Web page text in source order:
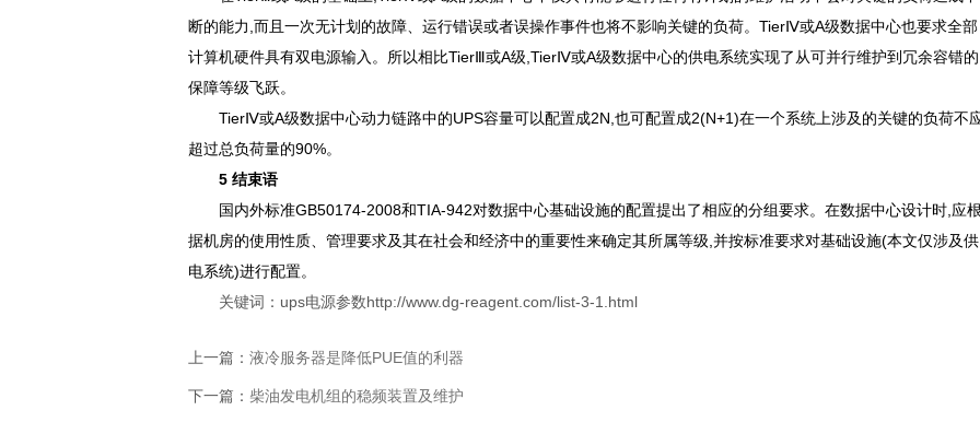
断的能力,而且一次无计划的故障、运行错误或者误操作事件也将不影响关键的负荷。TierⅣ或A级数据中心也要求全部
计算机硬件具有双电源输入。所以相比TierⅢ或A级,TierⅣ或A级数据中心的供电系统实现了从可并行维护到冗余容错的
保障等级飞跃。
TierⅣ或A级数据中心动力链路中的UPS容量可以配置成2N,也可配置成2(N+1)在一个系统上涉及的关键的负荷不
超过总负荷量的90%。
5 结束语
国内外标准GB50174-2008和TIA-942对数据中心基础设施的配置提出了相应的分组要求。在数据中心设计时,应根
据机房的使用性质、管理要求及其在社会和经济中的重要性来确定其所属等级,并按标准要求对基础设施(本文仅涉及供
电系统)进行配置。
关键词： ups电源参数http://www.dg-reagent.com/list-3-1.html
上一篇： 液冷服务器是降低PUE值的利器
下一篇： 柴油发电机组的稳频装置及维护